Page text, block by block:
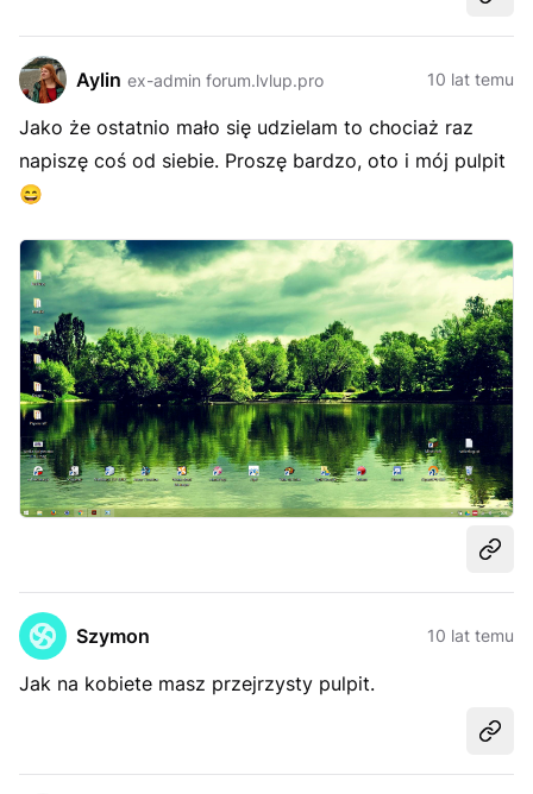
Aylin ex-admin forum.lvlup.pro 10 lat temu
Jako że ostatnio mało się udzielam to chociaż raz
napiszę coś od siebie. Proszę bardzo, oto i mój pulpit
😄
Szymon 10 lat temu
Jak na kobiete masz przejrzysty pulpit.